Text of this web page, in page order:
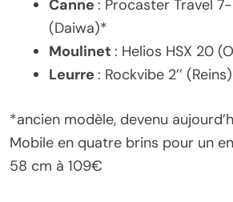
Canne : Procaster Travel
(Daiwa)*
Moulinet : Helios HSX 20
Leurre : Rockvibe 2’’ (Reins)
*ancien modèle, devenu
Mobile en quatre brins pour un
58 cm à 109€